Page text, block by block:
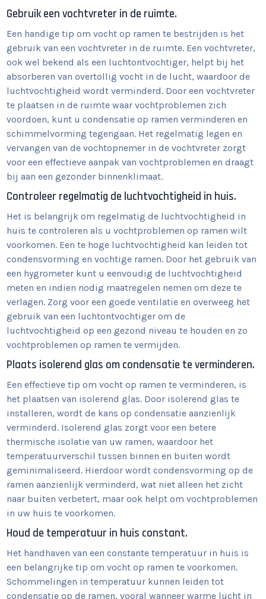
Gebruik een vochtvreter in de ruimte.
Een handige tip om vocht op ramen te bestrijden is het
gebruik van een vochtvreter in de ruimte. Een vochtvreter,
ook wel bekend als een luchtontvochtiger, helpt bij het
absorberen van overtollig vocht in de lucht, waardoor de
luchtvochtigheid wordt verminderd. Door een vochtvreter
te plaatsen in de ruimte waar vochtproblemen zich
voordoen, kunt u condensatie op ramen verminderen en
schimmelvorming tegengaan. Het regelmatig legen en
vervangen van de vochtopnemer in de vochtvreter zorgt
voor een effectieve aanpak van vochtproblemen en draagt
bij aan een gezonder binnenklimaat.
Controleer regelmatig de luchtvochtigheid in huis.
Het is belangrijk om regelmatig de luchtvochtigheid in
huis te controleren als u vochtproblemen op ramen wilt
voorkomen. Een te hoge luchtvochtigheid kan leiden tot
condensvorming en vochtige ramen. Door het gebruik van
een hygrometer kunt u eenvoudig de luchtvochtigheid
meten en indien nodig maatregelen nemen om deze te
verlagen. Zorg voor een goede ventilatie en overweeg het
gebruik van een luchtontvochtiger om de
luchtvochtigheid op een gezond niveau te houden en zo
vochtproblemen op ramen te vermijden.
Plaats isolerend glas om condensatie te verminderen.
Een effectieve tip om vocht op ramen te verminderen, is
het plaatsen van isolerend glas. Door isolerend glas te
installeren, wordt de kans op condensatie aanzienlijk
verminderd. Isolerend glas zorgt voor een betere
thermische isolatie van uw ramen, waardoor het
temperatuurverschil tussen binnen en buiten wordt
geminimaliseerd. Hierdoor wordt condensvorming op de
ramen aanzienlijk verminderd, wat niet alleen het zicht
naar buiten verbetert, maar ook helpt om vochtproblemen
in uw huis te voorkomen.
Houd de temperatuur in huis constant.
Het handhaven van een constante temperatuur in huis is
een belangrijke tip om vocht op ramen te voorkomen.
Schommelingen in temperatuur kunnen leiden tot
condensatie op de ramen, vooral wanneer warme lucht in